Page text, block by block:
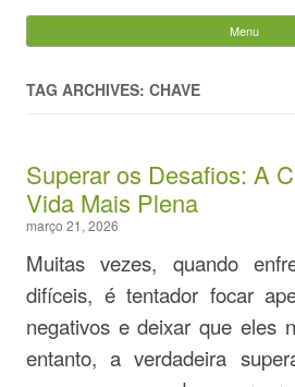
Evandro Menu
TAG ARCHIVES: CHAVE
Superar os Desafios: A
Vida Mais Plena
março 21, 2026
Muitas vezes, quando
difíceis, é tentador focar
negativos e deixar que eles
entanto, a verdadeira